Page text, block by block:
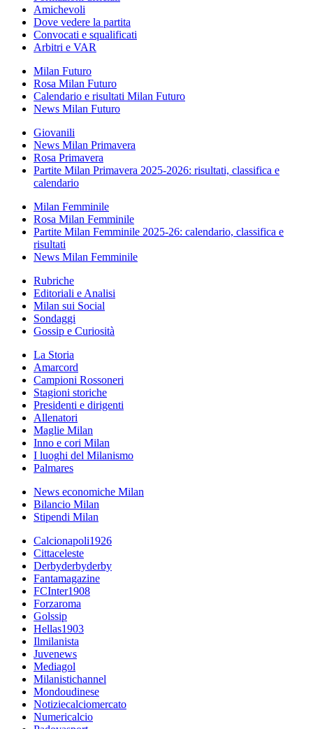
Amichevoli
Dove vedere la partita
Convocati e squalificati
Arbitri e VAR
Milan Futuro
Rosa Milan Futuro
Calendario e risultati Milan Futuro
News Milan Futuro
Giovanili
News Milan Primavera
Rosa Primavera
Partite Milan Primavera 2025-2026: risultati, classifica e
calendario
Milan Femminile
Rosa Milan Femminile
Partite Milan Femminile 2025-26: calendario, classifica e
risultati
News Milan Femminile
Rubriche
Editoriali e Analisi
Milan sui Social
Sondaggi
Gossip e Curiosità
La Storia
Amarcord
Campioni Rossoneri
Stagioni storiche
Presidenti e dirigenti
Allenatori
Maglie Milan
Inno e cori Milan
I luoghi del Milanismo
Palmares
News economiche Milan
Bilancio Milan
Stipendi Milan
Calcionapoli1926
Cittaceleste
Derbyderbyderby
Fantamagazine
FCInter1908
Forzaroma
Golssip
Hellas1903
Ilmilanista
Juvenews
Mediagol
Milanistichannel
Mondoudinese
Notiziecalciomercato
Numericalcio